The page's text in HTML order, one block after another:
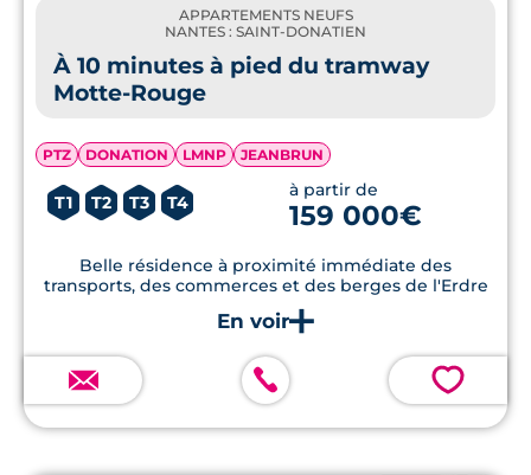
APPARTEMENTS NEUFS
NANTES : SAINT-DONATIEN
À 10 minutes à pied du tramway
Motte-Rouge
PTZ DONATION LMNP JEANBRUN
T1 T2 T3 T4
à partir de
159 000€
Belle résidence à proximité immédiate des
transports, des commerces et des berges de l'Erdre
💗